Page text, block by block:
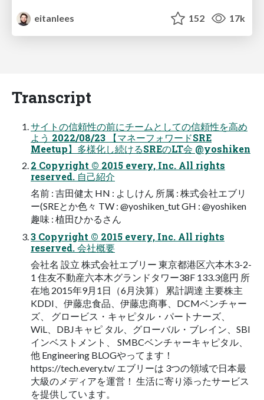
eitanlees
152 17k
Transcript
サイトの信頼性の前にチームとしての信頼性を高め
よう 2022/08/23 【マネーフォワードSRE
Meetup】多様化し続けるSREのLT会 @yoshiken
2 Copyright © 2015 every, Inc. All rights
reserved. 自己紹介
名前 : 吉田健太 HN : よしけん 所属 : 株式会社エブリ
ー(SREとか色々 TW : @yoshiken_tut GH : @yoshiken
趣味 : 植田ひかるさん
3 Copyright © 2015 every, Inc. All rights
reserved. 会社概要
会社名 設立 株式会社エブリー 東京都港区六本木3-2-
1 住友不動産六本木グランドタワー38F 133.3億円 所
在地 2015年9月1日（6月決算） 累計調達 主要株主
KDDI、伊藤忠食品、伊藤忠商事、DCMベンチャー
ズ、 グロービス・キャピタル・パートナーズ、
WiL、DBJキャピ タル、グローバル・ブレイン、SBI
インベストメント、 SMBCベンチャーキャピタル、
他 Engineering BLOGやってます！
https://tech.every.tv/ エブリーは 3つの領域で日本最
大級のメディアを運営！ 生活に寄り添ったサービス
を提供しています。